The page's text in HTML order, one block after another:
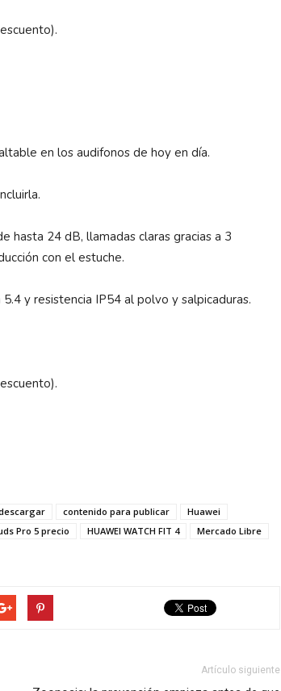
en los audifonos de hoy en día.
hasta 24 dB, llamadas claras gracias a 3
con el estuche.
y resistencia IP54 al polvo y salpicaduras.
contenido para publicar
Huawei
Pro 5 precio HUAWEI WATCH FIT 4
Mercado Libre
Artículo siguiente